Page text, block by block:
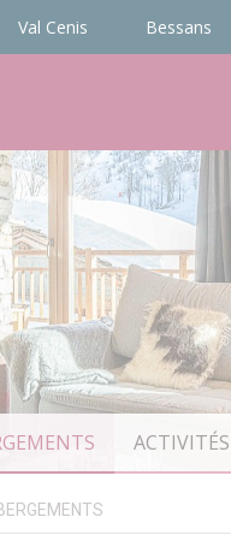
Val Cenis Bessans
ACTIVITÉS